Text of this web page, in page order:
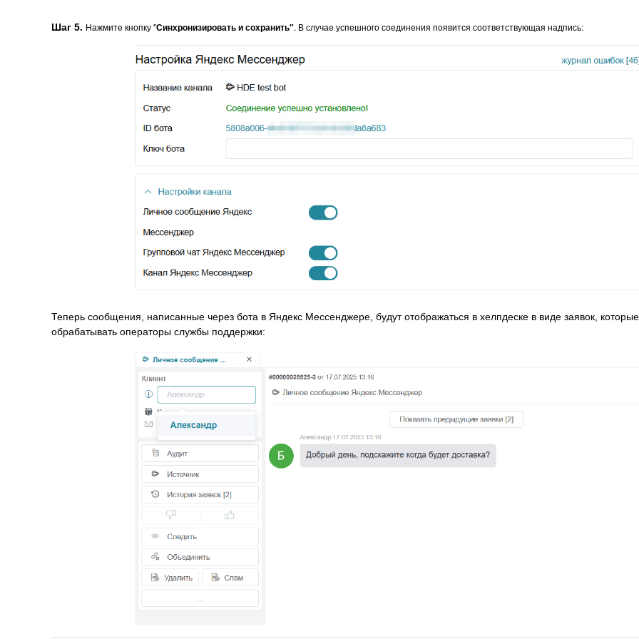
Шаг 5. Нажмите кнопку "Синхронизировать и сохранить". В случае успешного соединения появится соответствующая надпись:
Теперь сообщения, написанные через бота в Яндекс Мессенджере, будут отображаться в хелпдеске в виде заявок,
обрабатывать операторы службы поддержки: